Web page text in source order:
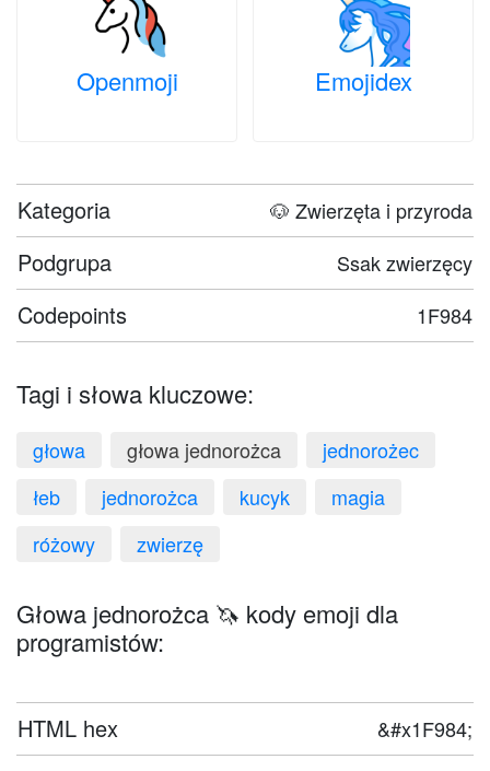
Openmoji Emojidex
Kategoria 🐶 Zwierzęta i przyroda
Podgrupa Ssak zwierzęcy
Codepoints 1F984
Tagi i słowa kluczowe:
głowa głowa jednorożca
jednorożec
łeb
jednorożca kucyk
magia
różowy
zwierzę
Głowa jednorożca 🦄 kody emoji dla
programistów:
HTML hex &#x1F984;